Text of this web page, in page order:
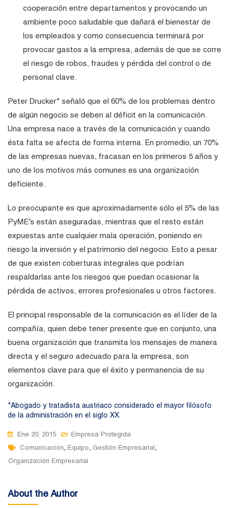
cooperación entre departamentos y provocando un
ambiente poco saludable que dañará el bienestar de
los empleados y como consecuencia terminará por
provocar gastos a la empresa, además de que se corre
el riesgo de robos, fraudes y pérdida del control o de
personal clave.
Peter Drucker* señaló que el 60% de los problemas dentro
de algún negocio se deben al déficit en la comunicación.
Una empresa nace a través de la comunicación y cuando
ésta falta se afecta de forma interna. En promedio, un 70%
de las empresas nuevas, fracasan en los primeros 5 años y
uno de los motivos más comunes es una organización
deficiente.
Lo preocupante es que aproximadamente sólo el 5% de las
PyME’s están aseguradas, mientras que el resto están
expuestas ante cualquier mala operación, poniendo en
riesgo la inversión y el patrimonio del negocio. Esto a pesar
de que existen coberturas integrales que podrían
respaldarlas ante los riesgos que puedan ocasionar la
pérdida de activos, errores profesionales u otros factores.
El principal responsable de la comunicación es el líder de la
compañía, quien debe tener presente que en conjunto, una
buena organización que transmita los mensajes de manera
directa y el seguro adecuado para la empresa, son
elementos clave para que el éxito y permanencia de su
organización.
*Abogado y tratadista austriaco considerado el mayor filósofo
de la administración en el siglo XX.
Ene 20, 2015 Empresa Protegida
Tags
Comunicación, Equipo, Gestión Empresarial,
Organización Empresarial
About the Author